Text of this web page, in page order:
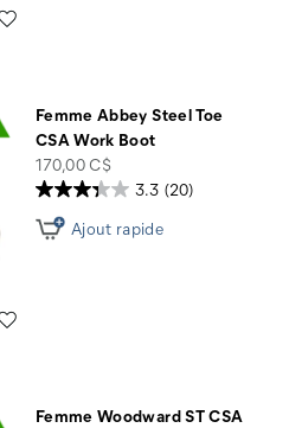
Femme Abbey Steel Toe
CSA Work Boot
price
170,00 C$
3.3 (20)
Ajout rapide
Femme Woodward ST CSA